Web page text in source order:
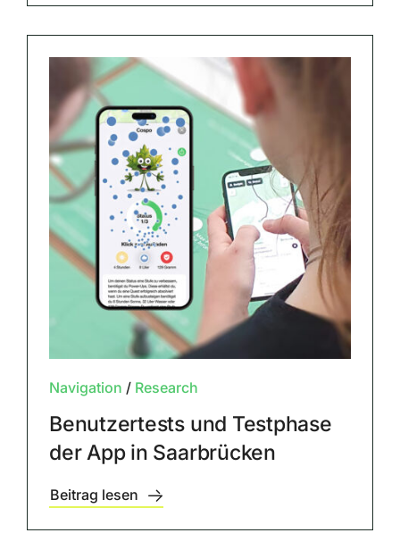
Navigation / Research
Benutzertests und Testphase
der App in Saarbrücken
Beitrag lesen